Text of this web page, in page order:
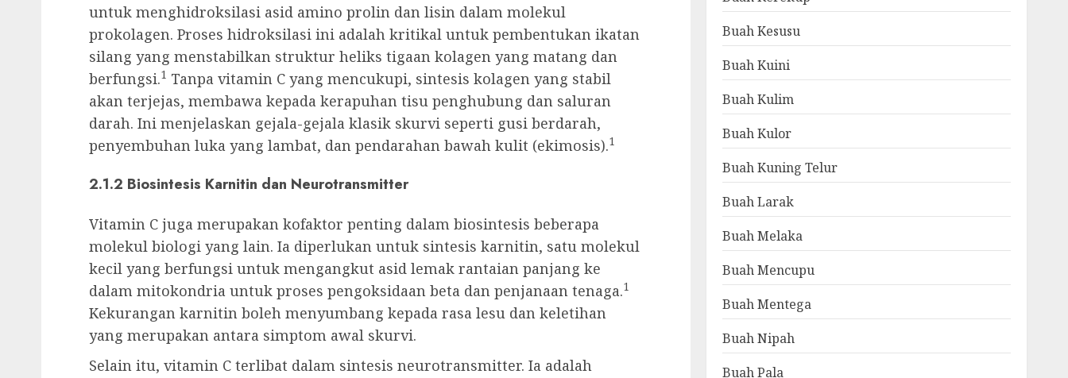
untuk menghidroksilasi asid amino prolin dan lisin dalam molekul
prokolagen. Proses hidroksilasi ini adalah kritikal untuk pembentukan ikatan
silang yang menstabilkan struktur heliks tigaan kolagen yang matang dan
berfungsi.1 Tanpa vitamin C yang mencukupi, sintesis kolagen yang stabil
akan terjejas, membawa kepada kerapuhan tisu penghubung dan saluran
darah. Ini menjelaskan gejala-gejala klasik skurvi seperti gusi berdarah,
penyembuhan luka yang lambat, dan pendarahan bawah kulit (ekimosis).1
2.1.2 Biosintesis Karnitin dan Neurotransmitter
Vitamin C juga merupakan kofaktor penting dalam biosintesis beberapa
molekul biologi yang lain. Ia diperlukan untuk sintesis karnitin, satu molekul
kecil yang berfungsi untuk mengangkut asid lemak rantaian panjang ke
dalam mitokondria untuk proses pengoksidaan beta dan penjanaan tenaga.1
Kekurangan karnitin boleh menyumbang kepada rasa lesu dan keletihan
yang merupakan antara simptom awal skurvi.
Selain itu, vitamin C terlibat dalam sintesis neurotransmitter. Ia adalah
Buah Kesusu
Buah Kuini
Buah Kulim
Buah Kulor
Buah Kuning Telur
Buah Larak
Buah Melaka
Buah Mencupu
Buah Mentega
Buah Nipah
Buah Pala